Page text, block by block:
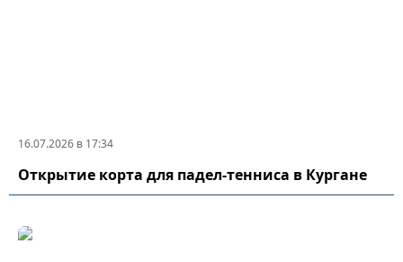
16.07.2026 в 17:34
Открытие корта для падел-тенниса в Кургане